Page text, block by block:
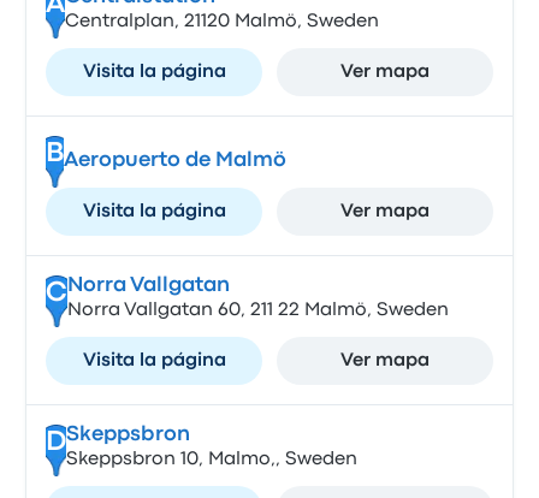
A
Centralplan, 21120 Malmö, Sweden
Visita la página Ver mapa
BAeropuerto de Malmö
Visita la página Ver mapa
CNorra Vallgatan
Norra Vallgatan 60, 211 22 Malmö, Sweden
Visita la página Ver mapa
DSkeppsbron
Skeppsbron 10, Malmo,, Sweden